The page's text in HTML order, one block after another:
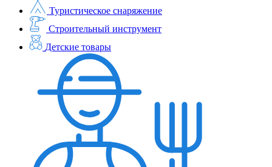
Туристическое снаряжение
Строительный инструмент
Детские товары